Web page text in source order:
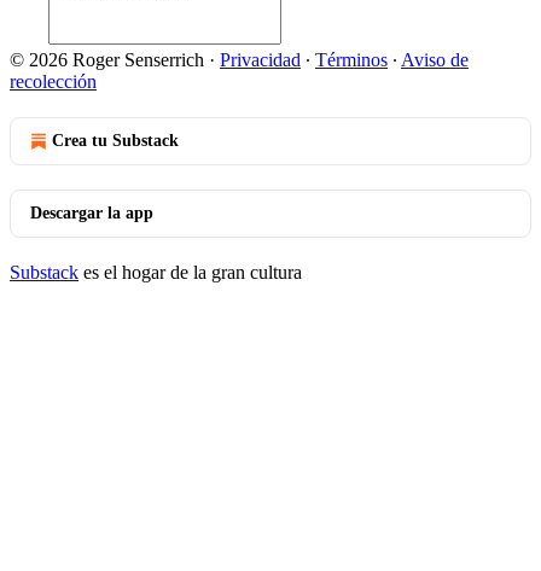
© 2026 Roger Senserrich · Privacidad ∙ Términos ∙ Aviso de
recolección
Crea tu Substack
Descargar la app
Substack es el hogar de la gran cultura